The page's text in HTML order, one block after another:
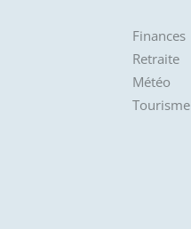
Finances
Retraite
Météo
Tourisme